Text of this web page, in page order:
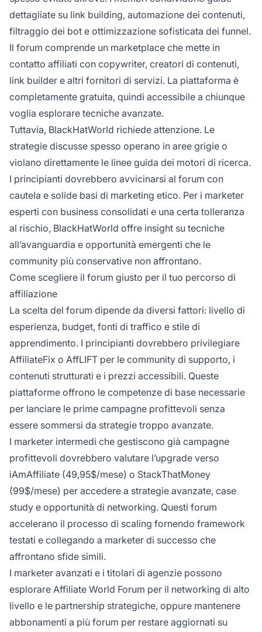
dettagliate su link building, automazione dei contenuti,
filtraggio dei bot e ottimizzazione sofisticata dei funnel.
Il forum comprende un marketplace che mette in
contatto affiliati con copywriter, creatori di contenuti,
link builder e altri fornitori di servizi. La piattaforma è
completamente gratuita, quindi accessibile a chiunque
voglia esplorare tecniche avanzate.
Tuttavia, BlackHatWorld richiede attenzione. Le
strategie discusse spesso operano in aree grigie o
violano direttamente le linee guida dei motori di ricerca.
I principianti dovrebbero avvicinarsi al forum con
cautela e solide basi di marketing etico. Per i marketer
esperti con business consolidati e una certa tolleranza
al rischio, BlackHatWorld offre insight su tecniche
all’avanguardia e opportunità emergenti che le
community più conservative non affrontano.
Come scegliere il forum giusto per il tuo percorso di
affiliazione
La scelta del forum dipende da diversi fattori: livello di
esperienza, budget, fonti di traffico e stile di
apprendimento. I principianti dovrebbero privilegiare
AffiliateFix o AffLIFT per le community di supporto, i
contenuti strutturati e i prezzi accessibili. Queste
piattaforme offrono le competenze di base necessarie
per lanciare le prime campagne profittevoli senza
essere sommersi da strategie troppo avanzate.
I marketer intermedi che gestiscono già campagne
profittevoli dovrebbero valutare l’upgrade verso
iAmAffiliate (49,95$/mese) o StackThatMoney
(99$/mese) per accedere a strategie avanzate, case
study e opportunità di networking. Questi forum
accelerano il processo di scaling fornendo framework
testati e collegando a marketer di successo che
affrontano sfide simili.
I marketer avanzati e i titolari di agenzie possono
esplorare Affiliate World Forum per il networking di alto
livello e le partnership strategiche, oppure mantenere
abbonamenti a più forum per restare aggiornati su